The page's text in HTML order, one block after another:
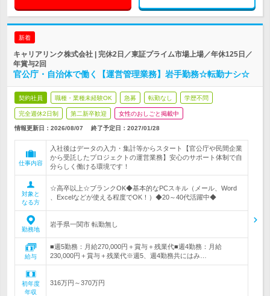
新着
キャリアリンク株式会社 | 完休2日／東証プライム市場上場／年休125日／
年賞与2回
官公庁・自治体で働く【運営管理業務】岩手勤務☆転勤ナシ☆
契約社員 職種・業種未経験OK 急募 転勤なし 学歴不問
完全週休2日制 第二新卒歓迎 女性のおしごと掲載中
情報更新日：2026/08/07 終了予定日： 2027/01/28
仕事内容
入社後はデータの入力・集計等からスタート【官公庁や民間企業
から受託したプロジェクトの運営業務】安心のサポート体制で自
分らしく働ける環境です！
対象と
なる方
☆高卒以上☆ブランクOK◆基本的なPCスキル（メール、Word
、Excelなどが使える程度でOK！）◆20～40代活躍中◆
勤務地
岩手県一関市 転勤無し
給与
■週5勤務：月給270,000円＋賞与＋残業代■週4勤務：月給
230,000円＋賞与＋残業代※週5、週4勤務共にはみ…
初年度
年収
316万円～370万円